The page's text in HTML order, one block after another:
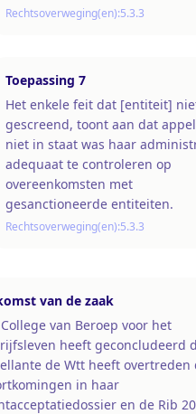
Rechtsoverweging(en):5.3.3
Toepassing 7
Het enkele feit dat [entiteit]
gescreend, toont aan dat
niet in staat was haar
adequaat te controleren op
overeenkomsten met
gesanctioneerde entiteiten.
Rechtsoverweging(en):5.3.3
van de zaak
van Beroep voor het
heeft geconcludeerd
de Wtt heeft overtreden
in haar
en de Rib